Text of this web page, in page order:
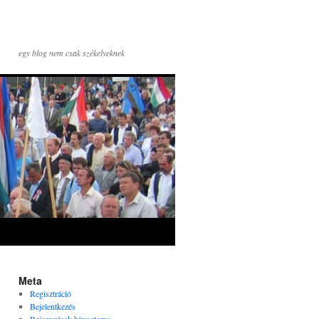
egy blog nem csak székelyeknek
Meta
Regisztráció
Bejelentkezés